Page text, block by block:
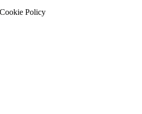
Cookie Policy